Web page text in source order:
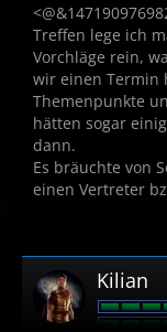
Treffen lege ich
Vorchläge rein,
wir einen Termin
Themenpunkte
hätten sogar
dann.
Es bräuchte von
einen Vertreter
Kilian